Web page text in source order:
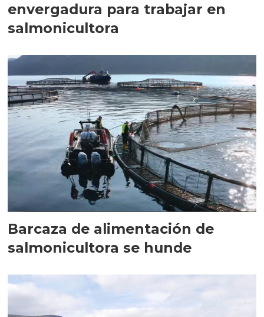
envergadura para trabajar en
salmonicultora
Barcaza de alimentación de
salmonicultora se hunde